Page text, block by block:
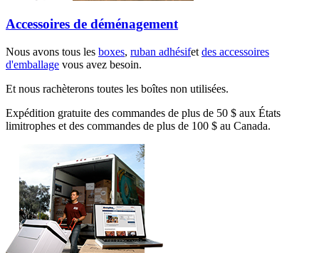
Accessoires de déménagement
Nous avons tous les boxes, ruban adhésifet des accessoires
d'emballage vous avez besoin.
Et nous rachèterons toutes les boîtes non utilisées.
Expédition gratuite des commandes de plus de 50 $ aux États
limitrophes et des commandes de plus de 100 $ au Canada.